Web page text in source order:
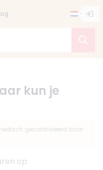
kun je
gecontroleerd door:
op